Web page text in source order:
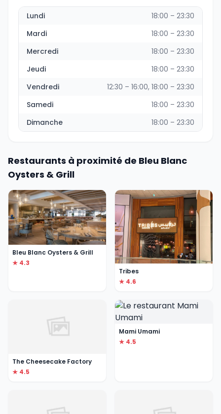
Lundi
18:00 – 23:30
Mardi
18:00 – 23:30
Mercredi
18:00 – 23:30
Jeudi
18:00 – 23:30
Vendredi
12:30 – 16:00, 18:00 – 23:30
Samedi
18:00 – 23:30
Dimanche
18:00 – 23:30
Restaurants à proximité de Bleu Blanc
Oysters & Grill
Bleu Blanc Oysters & Grill
★ 4.3
Tribes
★ 4.6
The Cheesecake Factory
★ 4.5
Mami Umami
★ 4.5